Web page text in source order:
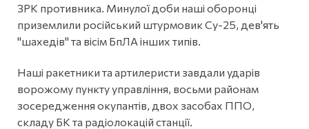
ЗРК противника. Минулої доби наші оборонці
приземлили російський штурмовик Су-25, дев'ять
"шахедів" та вісім БпЛА інших типів.
Наші ракетники та артилеристи завдали ударів
ворожому пункту управління, восьми районам
зосередження окупантів, двох засобах ППО,
складу БК та радіолокацій станції.